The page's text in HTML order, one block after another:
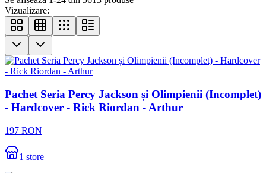
Vizualizare:
Pachet Seria Percy Jackson și Olimpienii (Incomplet)
- Hardcover - Rick Riordan - Arthur
197 RON
1 store